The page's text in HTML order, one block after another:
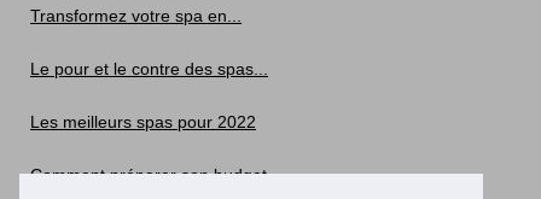
Transformez votre spa en...
Le pour et le contre des spas...
Les meilleurs spas pour 2022
Comment préparer son budget...